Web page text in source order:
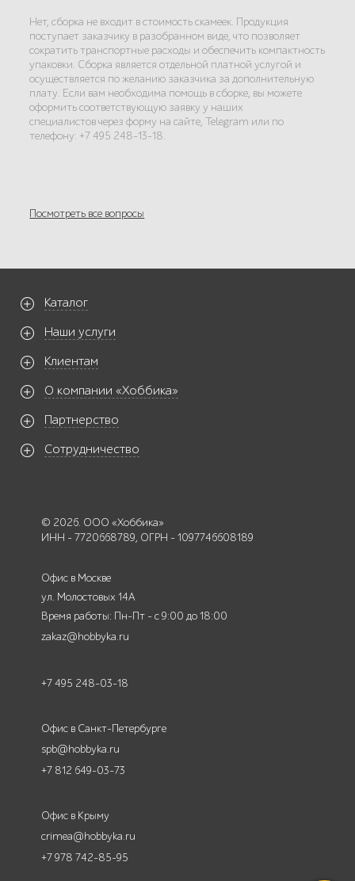
Нет, сборка не входит в стоимость скамеек. Продукция
поступает заказчику в разобранном виде, что позволяет
сократить транспортные расходы и обеспечить компактность
упаковки. Сборка является отдельной платной услугой и
осуществляется по желанию заказчика за дополнительную
плату. Если вам необходима помощь в сборке, вы можете
оформить соответствующую заявку у наших
специалистов через форму на сайте, Telegram или по
телефону: +7 495 248-13-18.
Посмотреть все вопросы
Каталог
Наши услуги
Клиентам
О компании «Хоббика»
Партнерство
Сотрудничество
© 2026. ООО «Хоббика»
ИНН - 7720668789, ОГРН - 1097746608189
Офис в Москве
ул. Молостовых 14А
Время работы: Пн-Пт - с 9:00 до 18:00
zakaz@hobbyka.ru
+7 495 248-03-18
Офис в Санкт-Петербурге
spb@hobbyka.ru
+7 812 649-03-73
Офис в Крыму
crimea@hobbyka.ru
+7 978 742-85-95